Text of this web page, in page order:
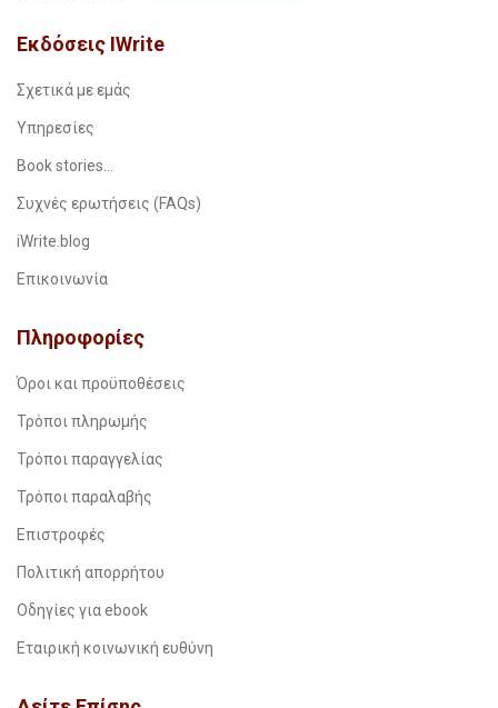
Εκδόσεις IWrite
Σχετικά με εμάς
Υπηρεσίες
Book stories…
Συχνές ερωτήσεις (FAQs)
iWrite.blog
Επικοινωνία
Πληροφορίες
Όροι και προϋποθέσεις
Τρόποι πληρωμής
Τρόποι παραγγελίας
Τρόποι παραλαβής
Επιστροφές
Πολιτική απορρήτου
Οδηγίες για ebook
Εταιρική κοινωνική ευθύνη